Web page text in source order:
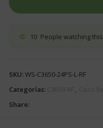
10 People watching
SKU:WS-C3650-24PS-L-RF
Categorías:
Share: